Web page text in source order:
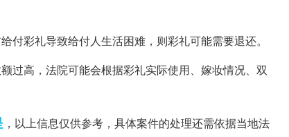
彩礼导致给付人生活困难，则彩礼可能需要退还。
过高，法院可能会根据彩礼实际使用、嫁妆情况、双
，以上信息仅供参考，具体案件的处理还需依据当地法